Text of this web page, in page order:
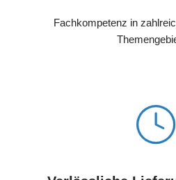
Fachkompetenz in